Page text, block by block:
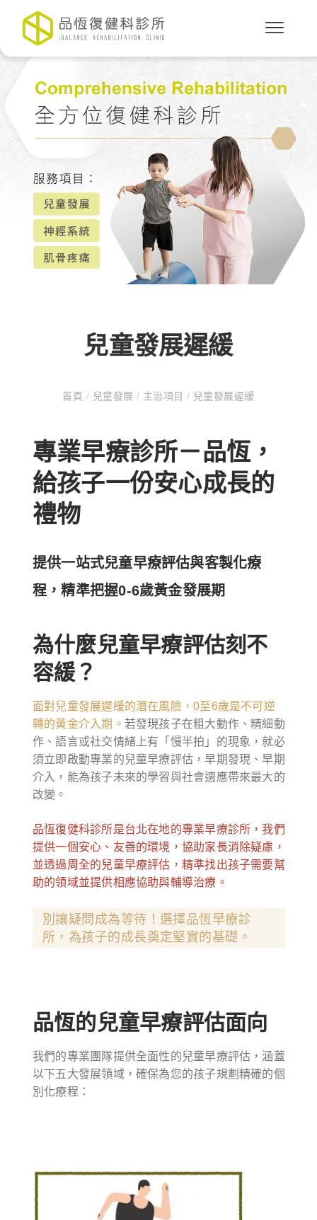
兒童發展遲緩
首頁 / 兒童發展 / 主治項目/ 兒童發展遲緩
專業早療診所－品恆，
給孩子一份安心成長的
禮物
提供一站式兒童早療評估與客製化療
程，精準把握0-6歲黃金發展期
為什麼兒童早療評估刻不
容緩？
面對兒童發展遲緩的潛在風險，0至6歲是不可逆
轉的黃金介入期。 若發現孩子在粗大動作、精細動
作、語言或社交情緒上有「慢半拍」的現象，就必
須立即啟動專業的兒童早療評估，早期發現、早期
介入，能為孩子未來的學習與社會適應帶來最大的
改變。
品恆復健科診所是台北在地的專業早療診所，我們
提供一個安心、友善的環境，協助家長消除疑慮，
並透過周全的兒童早療評估，精準找出孩子需要幫
助的領域並提供相應協助與輔導治療。
別讓疑問成為等待！選擇品恆早療診
所，為孩子的成長奠定堅實的基礎。
品恆的兒童早療評估面向
我們的專業團隊提供全面性的兒童早療評估，涵蓋
以下五大發展領域，確保為您的孩子規劃精確的個
別化療程：